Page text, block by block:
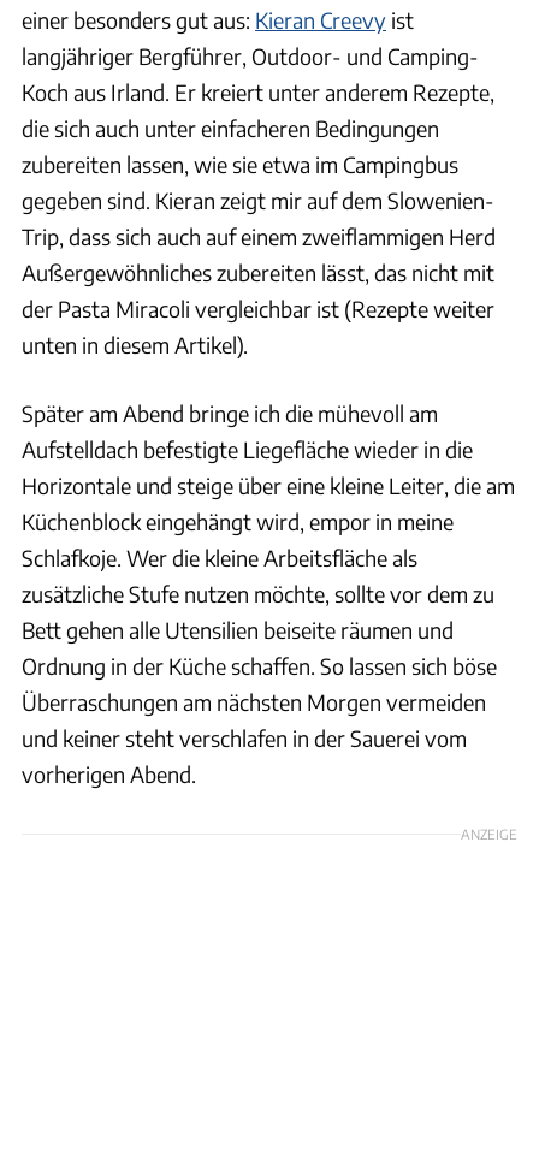
einer besonders gut aus: Kieran Creevy ist
langjähriger Bergführer, Outdoor- und Camping-
Koch aus Irland. Er kreiert unter anderem Rezepte,
die sich auch unter einfacheren Bedingungen
zubereiten lassen, wie sie etwa im Campingbus
gegeben sind. Kieran zeigt mir auf dem Slowenien-
Trip, dass sich auch auf einem zweiflammigen Herd
Außergewöhnliches zubereiten lässt, das nicht mit
der Pasta Miracoli vergleichbar ist (Rezepte weiter
unten in diesem Artikel).
Später am Abend bringe ich die mühevoll am
Aufstelldach befestigte Liegefläche wieder in die
Horizontale und steige über eine kleine Leiter, die am
Küchenblock eingehängt wird, empor in meine
Schlafkoje. Wer die kleine Arbeitsfläche als
zusätzliche Stufe nutzen möchte, sollte vor dem zu
Bett gehen alle Utensilien beiseite räumen und
Ordnung in der Küche schaffen. So lassen sich böse
Überraschungen am nächsten Morgen vermeiden
und keiner steht verschlafen in der Sauerei vom
vorherigen Abend.
ANZEIGE